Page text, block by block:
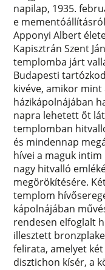
napilap, 1935.
e
Apponyi Albert
Kapisztrán Szent
templomba járt
Budapesti
kivéve, amikor
házikápolnájában
napra lehetett őt
templomban
és mindennap
hívei a maguk
nagy hitvalló
megörökítésére.
templom
kápolnájában
rendesen elfoglalt
illesztett
felirata, amelyet
disztichon kísér, a